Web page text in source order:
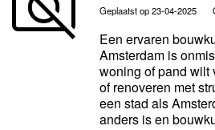
Geplaatst op 23-04-2025
Een ervaren
Amsterdam is
woning of pand wilt
of renoveren met
een stad als
anders is en